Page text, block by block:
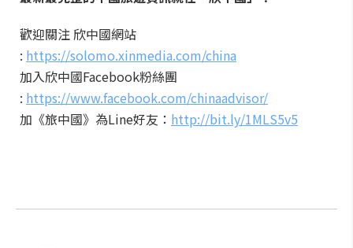
歡迎關注 欣中國網站
: https://solomo.xinmedia.com/china
加入欣中國Facebook粉絲團
: https://www.facebook.com/chinaadvisor/
加《旅中國》為Line好友： http://bit.ly/1MLS5v5